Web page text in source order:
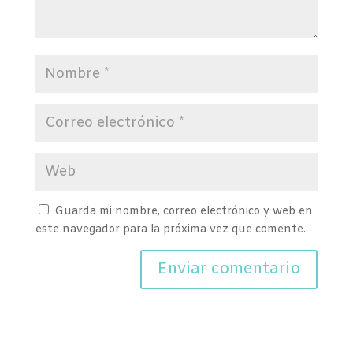
Guarda mi nombre, correo electrónico y web en
este navegador para la próxima vez que comente.